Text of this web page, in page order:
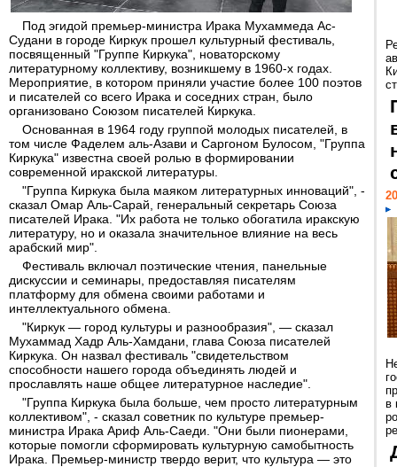
Под эгидой премьер-министра Ирака Мухаммеда Ас-
Судани в городе Киркук прошел культурный фестиваль,
посвященный "Группе Киркука", новаторскому
литературному коллективу, возникшему в 1960-х годах.
Мероприятие, в котором приняли участие более 100 поэтов
и писателей со всего Ирака и соседних стран, было
организовано Союзом писателей Киркука.
Основанная в 1964 году группой молодых писателей, в
том числе Фаделем аль-Азави и Саргоном Булосом, "Группа
Киркука" известна своей ролью в формировании
современной иракской литературы.
"Группа Киркука была маяком литературных инноваций", -
сказал Омар Аль-Сарай, генеральный секретарь Союза
писателей Ирака. "Их работа не только обогатила иракскую
литературу, но и оказала значительное влияние на весь
арабский мир".
Фестиваль включал поэтические чтения, панельные
дискуссии и семинары, предоставляя писателям
платформу для обмена своими работами и
интеллектуального обмена.
"Киркук — город культуры и разнообразия", — сказал
Мухаммад Хадр Аль-Хамдани, глава Союза писателей
Киркука. Он назвал фестиваль "свидетельством
способности нашего города объединять людей и
прославлять наше общее литературное наследие".
"Группа Киркука была больше, чем просто литературным
коллективом", - сказал советник по культуре премьер-
министра Ирака Ариф Аль-Саеди. "Они были пионерами,
которые помогли сформировать культурную самобытность
Ирака. Премьер-министр твердо верит, что культура — это
в